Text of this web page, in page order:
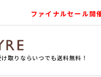
ファイナルセール
取りならいつでも送料無料！